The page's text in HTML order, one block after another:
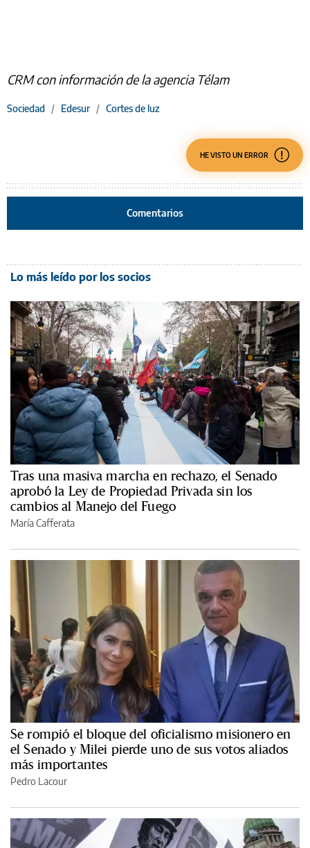
CRM con información de la agencia Télam
Sociedad / Edesur / Cortes de luz
HE VISTO UN ERROR
Comentarios
Lo más leído por los socios
Tras una masiva marcha en rechazo, el Senado
aprobó la Ley de Propiedad Privada sin los
cambios al Manejo del Fuego
María Cafferata
Se rompió el bloque del oficialismo misionero en
el Senado y Milei pierde uno de sus votos aliados
más importantes
Pedro Lacour